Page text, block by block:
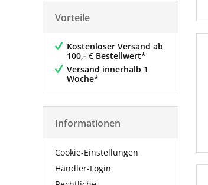
Vorteile
Kostenloser Versand ab
100,- € Bestellwert*
Versand innerhalb 1
Woche*
Informationen
Cookie-Einstellungen
Händler-Login